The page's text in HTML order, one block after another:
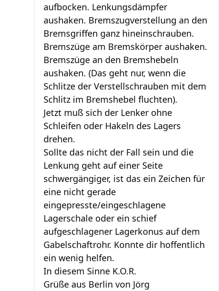
aufbocken. Lenkungsdämpfer
aushaken. Bremszugverstellung an den
Bremsgriffen ganz hineinschrauben.
Bremszüge am Bremskörper aushaken.
Bremszüge an den Bremshebeln
aushaken. (Das geht nur, wenn die
Schlitze der Verstellschrauben mit dem
Schlitz im Bremshebel fluchten).
Jetzt muß sich der Lenker ohne
Schleifen oder Hakeln des Lagers
drehen.
Sollte das nicht der Fall sein und die
Lenkung geht auf einer Seite
schwergängiger, ist das ein Zeichen für
eine nicht gerade
eingepresste/eingeschlagene
Lagerschale oder ein schief
aufgeschlagener Lagerkonus auf dem
Gabelschaftrohr. Konnte dir hoffentlich
ein wenig helfen.
In diesem Sinne K.O.R.
Grüße aus Berlin von Jörg